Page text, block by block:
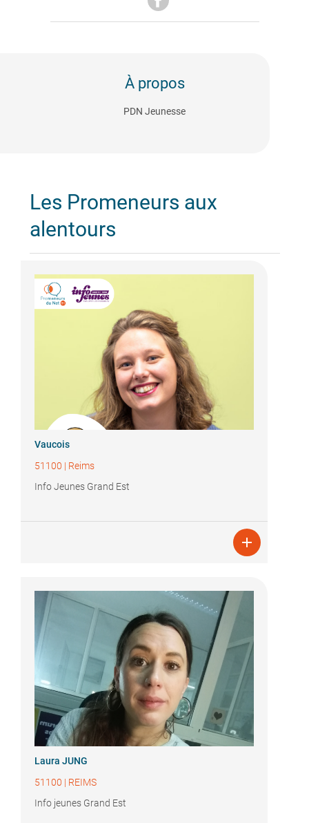
À propos
PDN Jeunesse
Les Promeneurs aux
alentours
Vaucois
51100 | Reims
Info Jeunes Grand Est

Laura JUNG
51100 | REIMS
Info jeunes Grand Est